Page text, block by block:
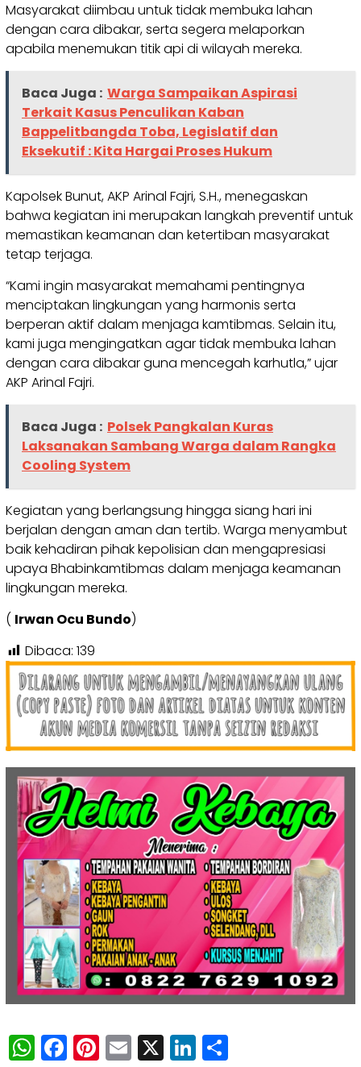
Masyarakat diimbau untuk tidak membuka lahan
dengan cara dibakar, serta segera melaporkan
apabila menemukan titik api di wilayah mereka.
Baca Juga : Warga Sampaikan Aspirasi
Terkait Kasus Penculikan Kaban
Bappelitbangda Toba, Legislatif dan
Eksekutif : Kita Hargai Proses Hukum
Kapolsek Bunut, AKP Arinal Fajri, S.H., menegaskan
bahwa kegiatan ini merupakan langkah preventif untuk
memastikan keamanan dan ketertiban masyarakat
tetap terjaga.
“Kami ingin masyarakat memahami pentingnya
menciptakan lingkungan yang harmonis serta
berperan aktif dalam menjaga kamtibmas. Selain itu,
kami juga mengingatkan agar tidak membuka lahan
dengan cara dibakar guna mencegah karhutla,” ujar
AKP Arinal Fajri.
Baca Juga : Polsek Pangkalan Kuras
Laksanakan Sambang Warga dalam Rangka
Cooling System
Kegiatan yang berlangsung hingga siang hari ini
berjalan dengan aman dan tertib. Warga menyambut
baik kehadiran pihak kepolisian dan mengapresiasi
upaya Bhabinkamtibmas dalam menjaga keamanan
lingkungan mereka.
( Irwan Ocu Bundo)
Dibaca: 139
WhatsApp
Facebook
Pinterest
Email
X LinkedIn